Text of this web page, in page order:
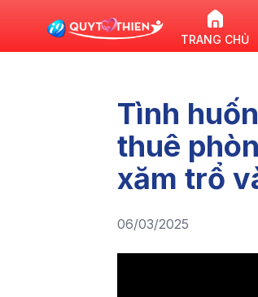
TRANG CHỦ
Tình
thuê
xăm trổ
06/03/2025